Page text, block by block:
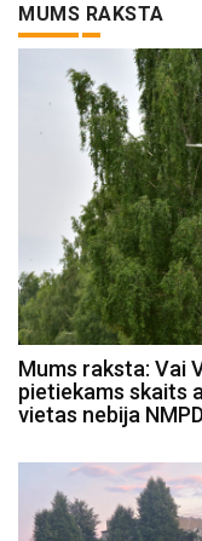
MUMS RAKSTA
Mums raksta: Vai
pietiekams skaits
vietas nebija